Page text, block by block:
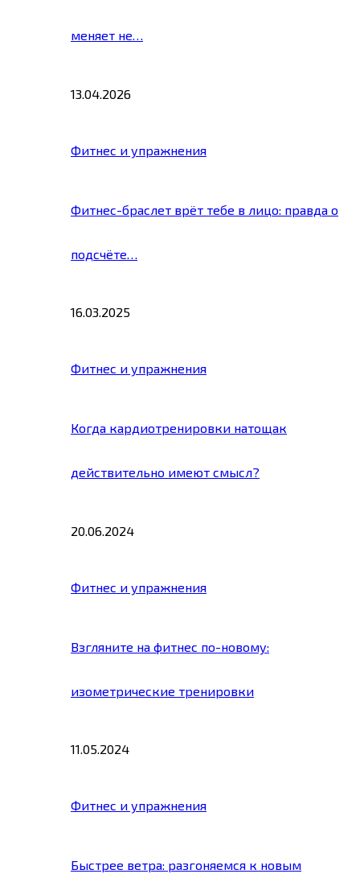
меняет не…
13.04.2026
Фитнес и упражнения
Фитнес-браслет врёт тебе в лицо: правда о
подсчёте…
16.03.2025
Фитнес и упражнения
Когда кардиотренировки натощак
действительно имеют смысл?
20.06.2024
Фитнес и упражнения
Взгляните на фитнес по-новому:
изометрические тренировки
11.05.2024
Фитнес и упражнения
Быстрее ветра: разгоняемся к новым